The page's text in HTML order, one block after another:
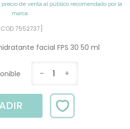
de venta al público recomendado por la
marca.
[COD 7552737]
facial FPS 30 50 ml
- 1 +